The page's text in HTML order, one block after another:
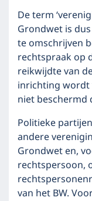
De term
Grondwet is
te omschrijven
rechtspraak op
reikwijdte van
inrichting wordt
niet beschermd
Politieke
andere
Grondwet en,
rechtspersoon,
van het BW.